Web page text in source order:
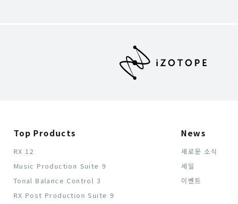
Top Products
RX 12
Music Production Suite 9
Tonal Balance Control 3
RX Post Production Suite 9
News
새로운 소식
세일
이벤트